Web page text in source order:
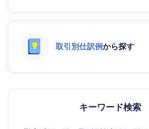
取引別仕訳例から探す
キーワード検索